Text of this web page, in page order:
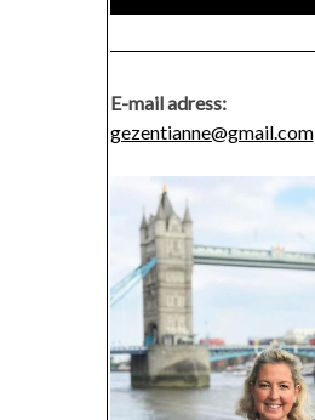
E-mail adress:
gezentianne@gmail.com